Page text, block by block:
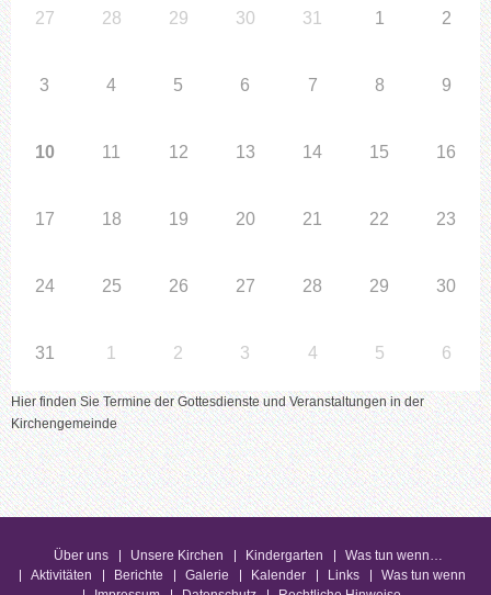
27 28 29 30 31 1 2
3 4 5 6 7 8 9
10 11 12 13 14 15 16
17 18 19 20 21 22 23
24 25 26 27 28 29 30
31 1 2 3 4 5 6
Hier finden Sie Termine der Gottesdienste und Veranstaltungen in der
Kirchengemeinde
Über uns Unsere Kirchen Kindergarten
Was tun wenn…
Aktivitäten
Berichte Galerie Kalender Links
Was tun wenn